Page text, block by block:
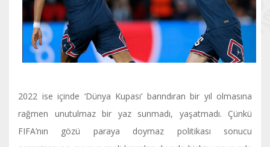
2022 ise içinde ‘Dünya Kupası’ barındıran bir yıl olmasına
rağmen unutulmaz bir yaz sunmadı, yaşatmadı. Çünkü
FIFA’nın gözü paraya doymaz politikası sonucu